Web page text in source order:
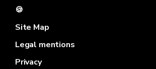
🍪
Site Map
Legal mentions
Privacy